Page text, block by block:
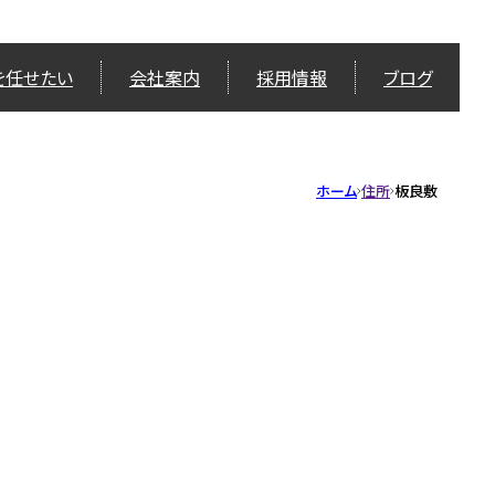
せたい 会社案内 採用情報 ブログ
ホーム 住所 板良敷